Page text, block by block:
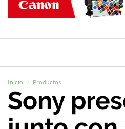
Inicio Productos
Sony